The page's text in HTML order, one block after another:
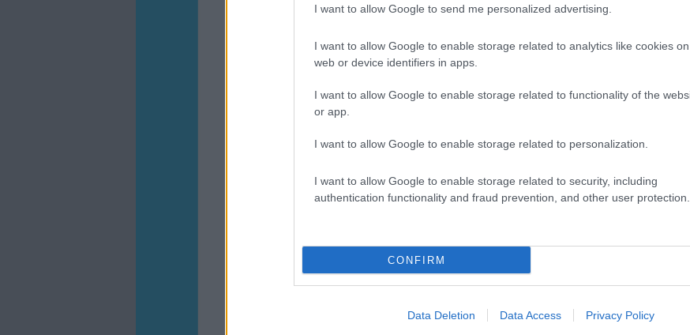
I want to allow Google to send me personalized advertising.
I want to allow Google to enable storage related to analytics like cookies on
web or device identifiers in apps.
I want to allow Google to enable storage related to functionality of the
or app.
I want to allow Google to enable storage related to personalization.
I want to allow Google to enable storage related to security, including
authentication functionality and fraud prevention, and other user protection.
CONFIRM
Data Deletion Data Access Privacy Policy